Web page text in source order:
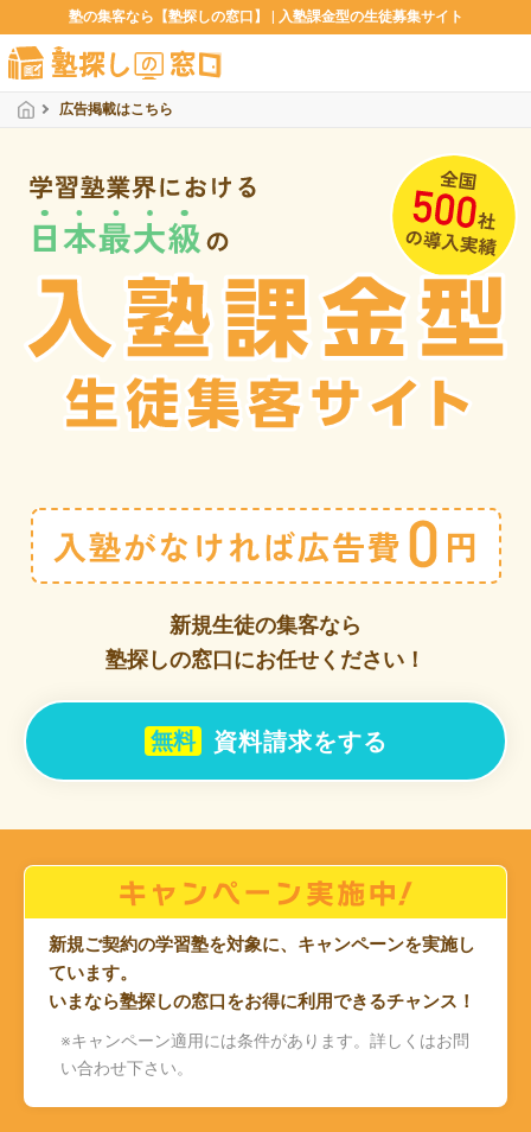
塾の集客なら【塾探しの窓口】 | 入塾課金型の生徒募集サイト
広告掲載はこちら
新規生徒の集客なら
塾探しの窓口にお任せください！
無料 資料請求をする
新規ご契約の学習塾を対象に、キャンペーンを実施し
ています。
いまなら塾探しの窓口をお得に利用できるチャンス！
※キャンペーン適用には条件があります。詳しくはお問
い合わせ下さい。